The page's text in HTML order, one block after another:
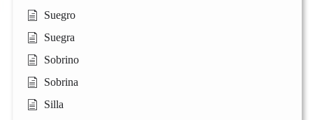
Suegro
Suegra
Sobrino
Sobrina
Silla